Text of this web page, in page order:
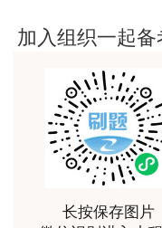
动大厦，人事考试
厦正门东侧，中国
逾期补领地址
动大厦16楼人事
课程体系非常全面
利通过考试
用户da****ng
小强老师讲得很好
用户m3****65
朋友介绍来的，特
加入组织一起备
长按保存图片